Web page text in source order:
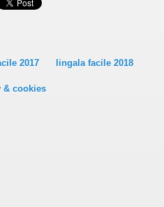
2017 lingala facile 2018
& cookies